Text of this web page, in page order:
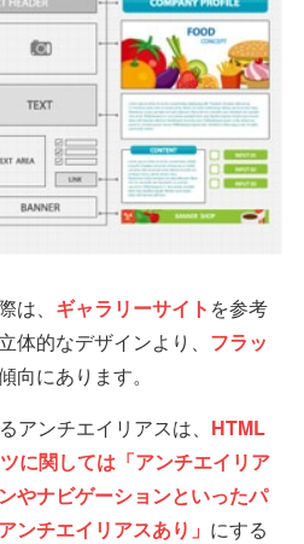
、 ギャラリーサイト を参考
体的なデザインより、 フラッ
向にあります。
アンチエイリアスは、 HTML
に関しては「アンチエイリア
やナビゲーションといったパ
ンチエイリアスあり」 にする